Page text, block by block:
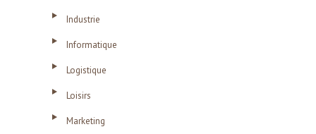
Industrie
Informatique
Logistique
Loisirs
Marketing